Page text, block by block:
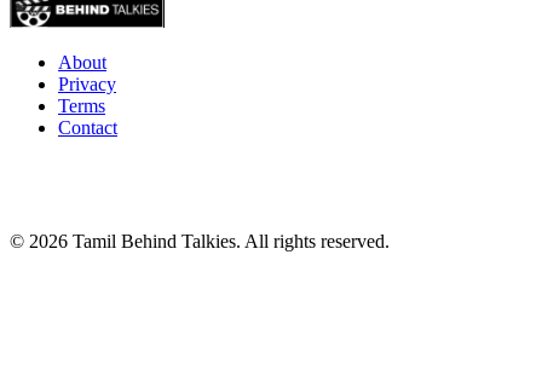
About
Privacy
Terms
Contact
© 2026 Tamil Behind Talkies. All rights reserved.